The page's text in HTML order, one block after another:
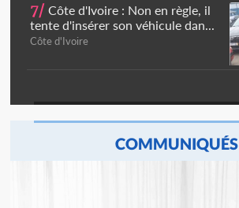
7/ Côte d'Ivoire : Non en règle, il
tente d'insérer son véhicule dan...
Côte d'Ivoire
COMMUNIQUÉS